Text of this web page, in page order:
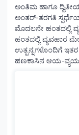
ಅಂತಿಮ ಹಾಗೂ
ಅಂತರ್-ತರಗತಿ
ಮೊದಲನೇ ಹಂತದಲ್ಲಿ
ಹಂತದಲ್ಲಿ ವ್ಯವಹಾರ
ಉತ್ಪನ್ನಗಳೊಂದಿಗೆ
ಹಣಕಾಸಿನ ಆಯ-ವ್ಯಯ